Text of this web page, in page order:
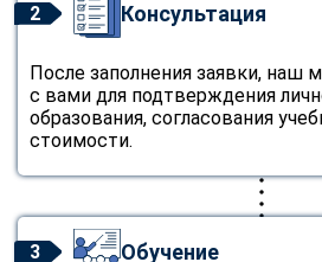
2 Консультация
После заполнения заявки, наш
с вами для подтверждения
образования, согласования
стоимости.
3 Обучение